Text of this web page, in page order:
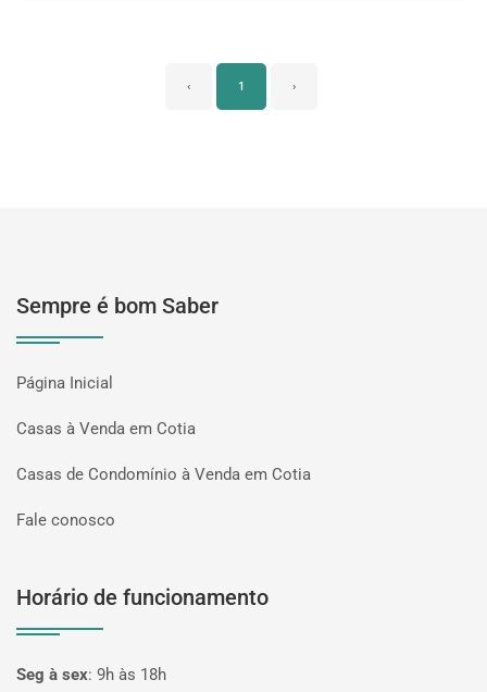
‹ 1 ›
Sempre é bom Saber
Página Inicial
Casas à Venda em Cotia
Casas de Condomínio à Venda em Cotia
Fale conosco
Horário de funcionamento
Seg à sex: 9h às 18h